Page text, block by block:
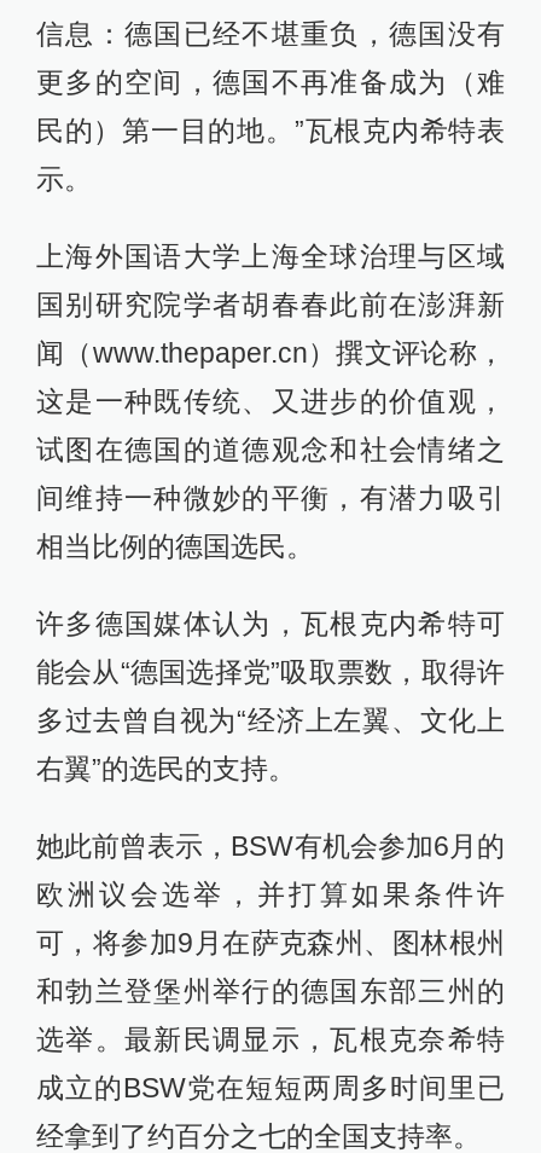
信息：德国已经不堪重负，德国没有
更多的空间，德国不再准备成为（难
民的）第一目的地。”瓦根克内希特表
示。
上海外国语大学上海全球治理与区域
国别研究院学者胡春春此前在澎湃新
闻（www.thepaper.cn）撰文评论称，
这是一种既传统、又进步的价值观，
试图在德国的道德观念和社会情绪之
间维持一种微妙的平衡，有潜力吸引
相当比例的德国选民。
许多德国媒体认为，瓦根克内希特可
能会从“德国选择党”吸取票数，取得许
多过去曾自视为“经济上左翼、文化上
右翼”的选民的支持。
她此前曾表示，BSW有机会参加6月的
欧洲议会选举，并打算如果条件许
可，将参加9月在萨克森州、图林根州
和勃兰登堡州举行的德国东部三州的
选举。最新民调显示，瓦根克奈希特
成立的BSW党在短短两周多时间里已
经拿到了约百分之七的全国支持率。